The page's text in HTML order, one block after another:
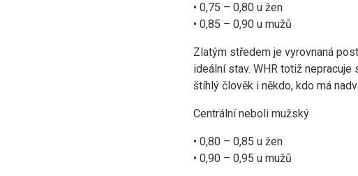
• 0,75 – 0,80 u žen
• 0,85 – 0,90 u mužů
Zlatým středem je vyrovnaná
ideální stav. WHR totiž
štíhlý člověk i někdo, kdo má
Centrální neboli mužský
• 0,80 – 0,85 u žen
• 0,90 – 0,95 u mužů